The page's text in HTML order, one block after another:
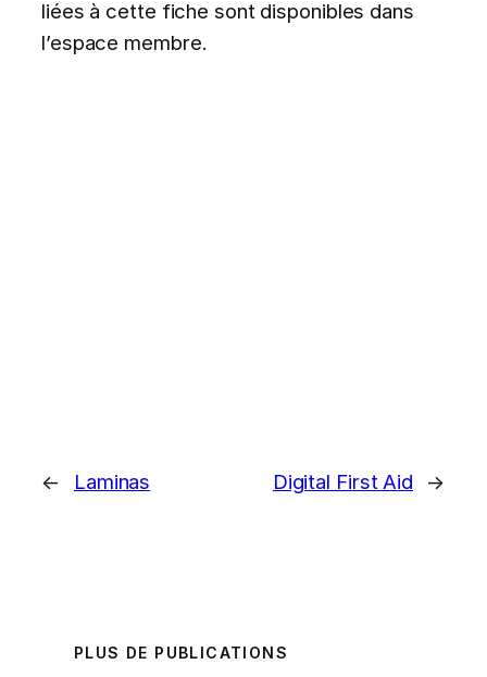
liées à cette fiche sont disponibles dans
l’espace membre.
← Laminas Digital First Aid →
PLUS DE PUBLICATIONS